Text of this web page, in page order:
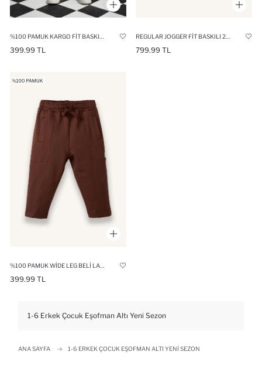
399.99 TL 799.99 TL
%100 PAMUK WIDE LEG BELI LASTIKLI EŞOFMAN ALTI ERKEK BEBEK
399.99 TL
1-6 Erkek Çocuk Eşofman Altı Yeni Sezon
ANA SAYFA 1-6 ERKEK ÇOCUK EŞOFMAN ALTI YENI SEZON